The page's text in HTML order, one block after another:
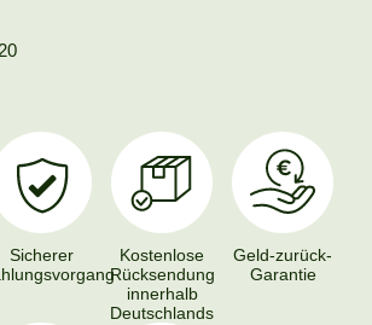
Sicherer
Kostenlose
Rücksendung
innerhalb
Deutschlands
Geld-zurück-
Garantie